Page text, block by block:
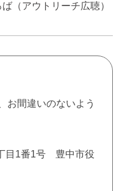
（アウトリーチ広聴）
お間違いのないよう
目1番1号 豊中市役